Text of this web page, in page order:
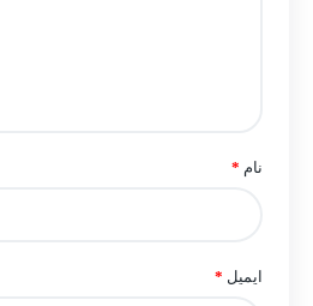
نام *
ایمیل *